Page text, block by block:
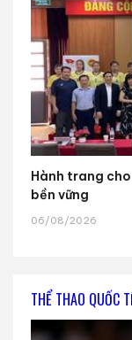
Hành trang
bền vững
06/08/2026
THỂ THAO QUỐC